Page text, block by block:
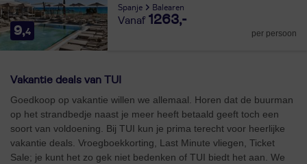
9,4
Spanje Balearen
1263,-
per persoon
Vakantie deals van TUI
Goedkoop op vakantie willen we allemaal. Horen dat de buurman
op het strandbedje naast je meer heeft betaald geeft toch een
soort van voldoening. Bij TUI kun je prima terecht voor heerlijke
vakantie deals. Vroegboekkorting, Last Minute vliegen, Ticket
Sale; je kunt het zo gek niet bedenken of TUI biedt het aan. We